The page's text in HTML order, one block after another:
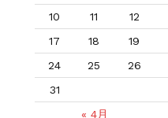
« 4月
10
11 12
17
18 19
24
25 26
31